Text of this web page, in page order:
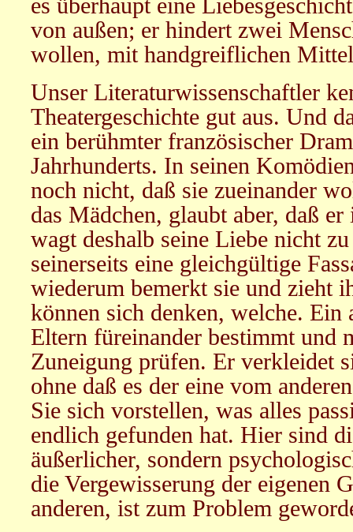
von außen; er hindert zwei
wollen, mit handgreiflichen
Unser Literaturwissenschaftler
Theatergeschichte gut aus. Und
ein berühmter französischer
Jahrhunderts. In seinen
noch nicht, daß sie zueinander
das Mädchen, glaubt aber, daß
wagt deshalb seine Liebe nicht
seinerseits eine gleichgültige
wiederum bemerkt sie und zieht
können sich denken, welche. Ein
Eltern füreinander bestimmt und
Zuneigung prüfen. Er verkleidet
ohne daß es der eine vom
Sie sich vorstellen, was alles
endlich gefunden hat. Hier sind
äußerlicher, sondern
die Vergewisserung der eigenen
anderen, ist zum Problem